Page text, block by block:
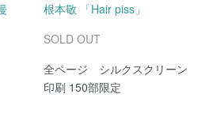
根本敬 「Hair piss」
SOLD OUT
全ページ シルクスクリーン
印刷 150部限定